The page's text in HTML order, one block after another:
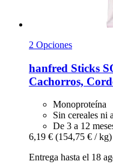
2 Opciones
hanfred Sticks
Cachorros,
Monoproteína
Sin cereales ni
De 3 a 12
6,19 € (154,75 € / kg)
Entrega hasta el 18